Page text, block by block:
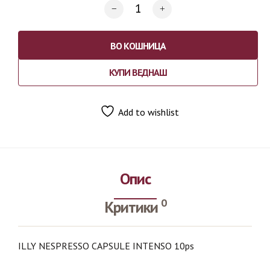
ВО КОШНИЦА
КУПИ ВЕДНАШ
Add to wishlist
Опис
Критики 0
ILLY NESPRESSO CAPSULE INTENSO 10ps